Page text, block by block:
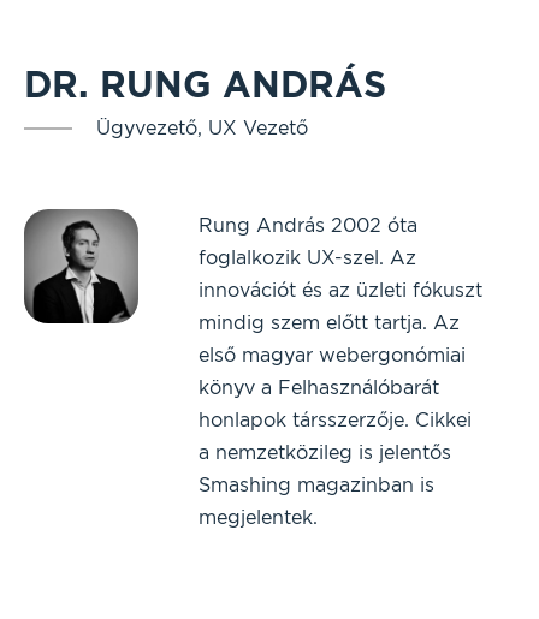
DR. RUNG ANDRÁS
Ügyvezető, UX Vezető
Rung András 2002 óta
foglalkozik UX-szel. Az
innovációt és az üzleti fókuszt
mindig szem előtt tartja. Az
első magyar webergonómiai
könyv a Felhasználóbarát
honlapok társszerzője. Cikkei
a nemzetközileg is jelentős
Smashing magazinban is
megjelentek.